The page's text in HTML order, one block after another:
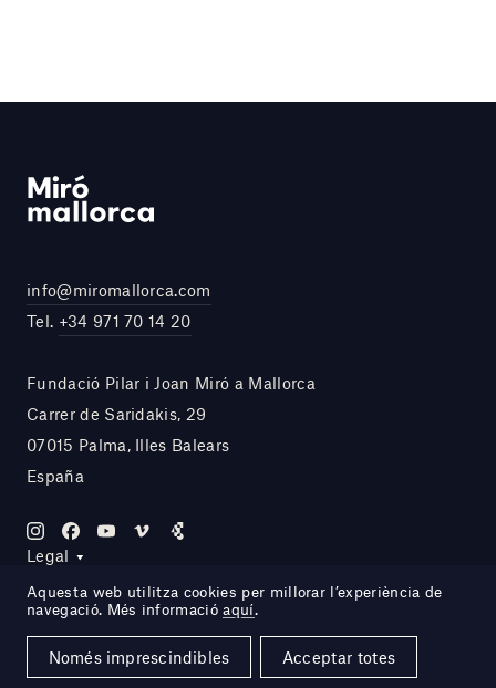
info@miromallorca.com
Tel. +34 971 70 14 20
Fundació Pilar i Joan Miró a Mallorca
Carrer de Saridakis, 29
07015 Palma, Illes Balears
España
Legal
Site by DOMO—A
Aquesta web utilitza cookies per millorar l’experiència de
navegació. Més informacióaquí.
Només imprescindibles Acceptar totes